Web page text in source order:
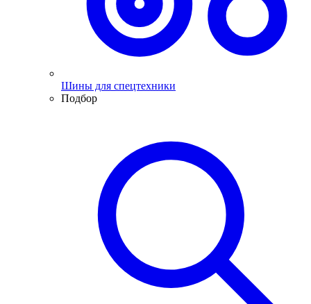
Шины для спецтехники
Подбор